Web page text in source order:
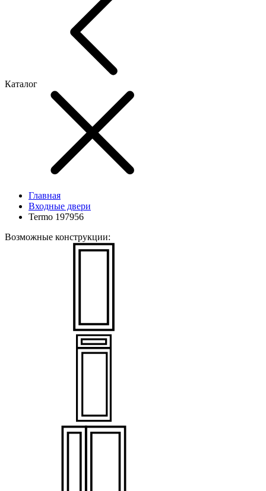
Каталог
Главная
Входные двери
Termo 197956
Возможные конструкции: